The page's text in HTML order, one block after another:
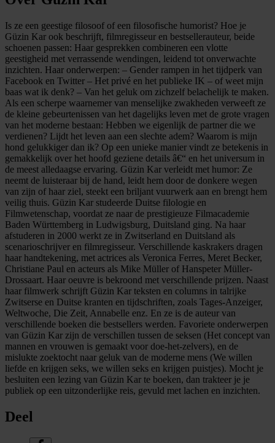
Is ze een geestige filosoof of een filosofische humorist? Hoe je
Güzin Kar ook beschrijft, filmregisseur en bestsellerauteur, beide
schoenen passen: Haar gesprekken combineren een vlotte
geestigheid met verrassende wendingen, leidend tot onverwachte
inzichten. Haar onderwerpen: – Gender rampen in het tijdperk van
Facebook en Twitter – Het privé en het publieke IK – of weet mijn
baas wat ik denk? – Van het geluk om zichzelf belachelijk te maken.
Als een scherpe waarnemer van menselijke zwakheden verweeft ze
de kleine gebeurtenissen van het dagelijks leven met de grote vragen
van het moderne bestaan: Hebben we eigenlijk de partner die we
verdienen? Lijdt het leven aan een slechte adem? Waarom is mijn
hond gelukkiger dan ik? Op een unieke manier vindt ze betekenis in
gemakkelijk over het hoofd geziene details â€“ en het universum in
de meest alledaagse ervaring. Güzin Kar verleidt met humor: Ze
neemt de luisteraar bij de hand, leidt hem door de donkere wegen
van zijn of haar ziel, steekt een briljant vuurwerk aan en brengt hem
veilig thuis. Güzin Kar studeerde Duitse filologie en
Filmwetenschap, voordat ze naar de prestigieuze Filmacademie
Baden Württemberg in Ludwigsburg, Duitsland ging. Na haar
afstuderen in 2000 werkt ze in Zwitserland en Duitsland als
scenarioschrijver en filmregisseur. Verschillende kaskrakers dragen
haar handtekening, met actrices als Veronica Ferres, Meret Becker,
Christiane Paul en acteurs als Mike Müller of Hanspeter Müller-
Drossaart. Haar oeuvre is bekroond met verschillende prijzen. Naast
haar filmwerk schrijft Güzin Kar teksten en columns in talrijke
Zwitserse en Duitse kranten en tijdschriften, zoals Tages-Anzeiger,
Weltwoche, Die Zeit, Annabelle enz. En ze is de auteur van
verschillende boeken die bestsellers werden. Favoriete onderwerpen
van Güzin Kar zijn de verschillen tussen de seksen (Het concept van
mannen en vrouwen is gemaakt voor doe-het-zelvers), en de
mislukte zoektocht naar geluk van de moderne mens (We willen
liefde en krijgen seks, we willen seks en krijgen puistjes). Mocht je
besluiten een lezing van Güzin Kar te boeken, dan trakteer je je
publiek op een uitzonderlijke reis, gevuld met lachen en inzichten.
Deel